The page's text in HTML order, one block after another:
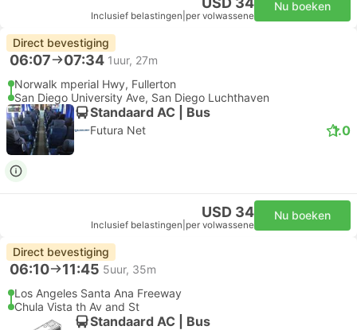
Inclusief belastingen per volwassene
Nu boeken
Direct bevestiging
06:07 07:34 1uur, 27m
Norwalk mperial Hwy, Fullerton
San Diego University Ave, San Diego Luchthaven
Standaard AC | Bus
Futura Net 1.0
USD 34
Inclusief belastingen per volwassene
Nu boeken
Direct bevestiging
06:10 11:45 5uur, 35m
Los Angeles Santa Ana Freeway
Chula Vista th Av and St
Standaard AC | Bus